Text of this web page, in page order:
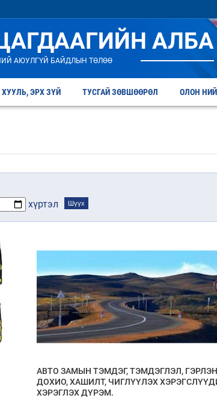
АЛБА
АЮУЛГҮЙ БАЙДЛЫН ТӨЛӨӨ
ХУУЛЬ, ЭРХ ЗҮЙ ТУСГАЙ ЗӨВШӨӨРӨЛ ОЛОН
хүртэл Шүүх
АВТО ЗАМЫН ТЭМДЭГ, ТЭМДЭГЛЭЛ, ГЭРЛЭН
ДОХИО, ХАШИЛТ, ЧИГЛҮҮЛЭХ
ХЭРЭГЛЭХ ДҮРЭМ.